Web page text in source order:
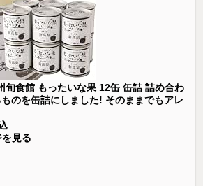
食館 もったいな果 12缶 缶詰 詰め合わ
のを缶詰にしました! そのままでもアレ
を見る